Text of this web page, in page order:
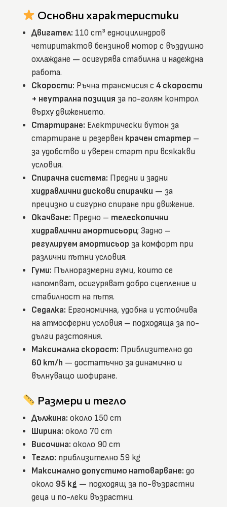
Основни характеристики
Двигател: 110 cm³ едноцилиндров
четиритактов бензинов мотор с въздушно
охлаждане — осигурява стабилна и надеждна
работа.
Скорости: Ръчна трансмисия с 4 скорости
+ неутрална позиция за по-голям контрол
върху движението.
Стартиране: Електрически бутон за
стартиране и резервен крачен стартер –
за удобство и уверен старт при всякакви
условия.
Спирачна система: Предни и задни
хидравлични дискови спирачки — за
прецизно и сигурно спиране при движение.
Окачване: Предно – телескопични
хидравлични амортисьори; Задно –
регулируем амортисьор за комфорт при
различни пътни условия.
Гуми: Пълноразмерни гуми, които се
напомпват, осигуряват добро сцепление и
стабилност на пътя.
Седалка: Ергономична, удобна и устойчива
на атмосферни условия – подходяща за по-
дълги разстояния.
Максимална скорост: Приблизително до
60 km/h — достатъчно за динамично и
вълнуващо шофиране.
Размери и тегло
Дължина: около 150 cm
Ширина: около 70 cm
Височина: около 90 cm
Тегло: приблизително 59 kg
Максимално допустимо натоварване: до
около 95 kg — подходящ за по-възрастни
деца и по-леки възрастни.